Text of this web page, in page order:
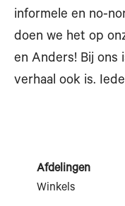
informele en no-
doen we het op
en Anders! Bij ons
verhaal ook is.
Afdelingen
Winkels